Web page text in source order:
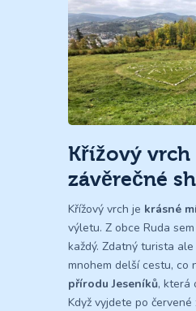
Křížový vrch
závěrečné
Křížový vrch je krásné
výletu. Z obce Ruda
každý. Zdatný turista ale
mnohem delší cestu, co
přírodu Jeseníků, která
Když vyjdete po červené